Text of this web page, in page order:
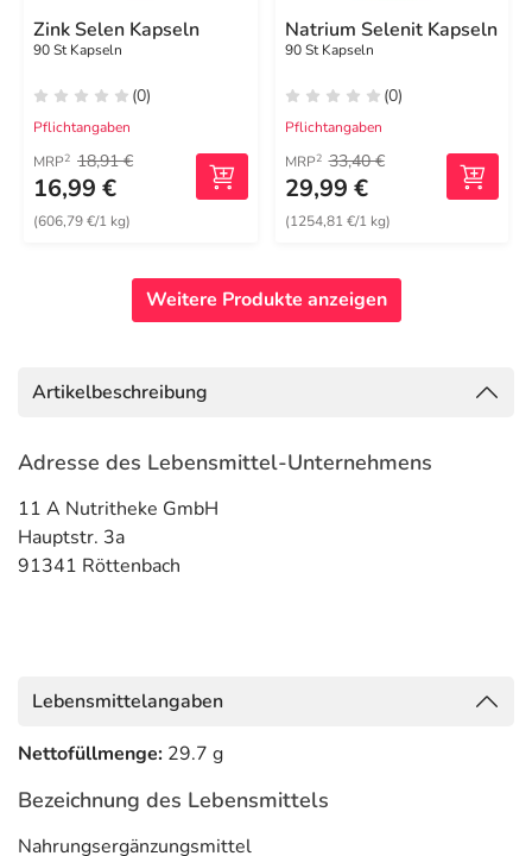
Zink Selen Kapseln
90 St Kapseln
(0)
Pflichtangaben
MRP2 18,91 €
16,99 €
(606,79 €/1 kg)
Natrium Selenit Kapseln
90 St Kapseln
(0)
Pflichtangaben
MRP2 33,40 €
29,99 €
(1254,81 €/1 kg)
Weitere Produkte anzeigen
Artikelbeschreibung
Adresse des Lebensmittel-Unternehmens
11 A Nutritheke GmbH
Hauptstr. 3a
91341 Röttenbach
Lebensmittelangaben
Nettofüllmenge: 29.7 g
Bezeichnung des Lebensmittels
Nahrungsergänzungsmittel